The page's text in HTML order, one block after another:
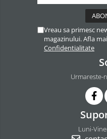
Vreau sa primesc
magazinului. Afla
Confidentialitate
Urmareste-
Luni-